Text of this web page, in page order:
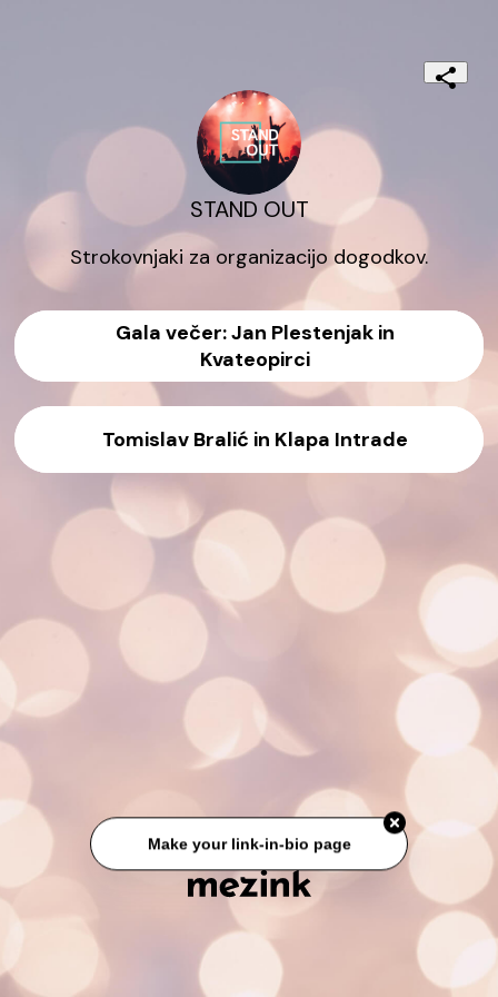
STAND OUT
Strokovnjaki za organizacijo dogodkov.
Gala večer: Jan Plestenjak in
Kvateopirci
Tomislav Bralić in Klapa Intrade
Make your link-in-bio page